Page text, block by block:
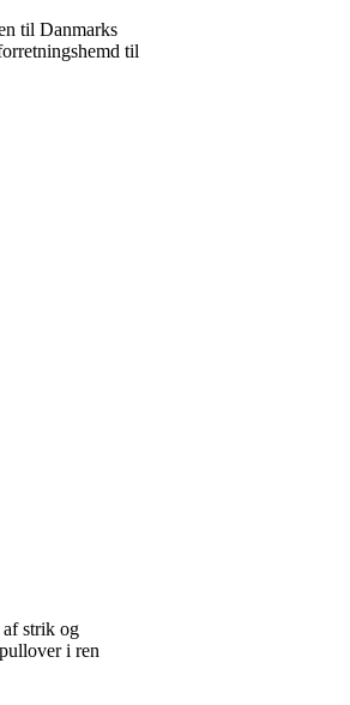
til Danmarks
til
strik og
i ren